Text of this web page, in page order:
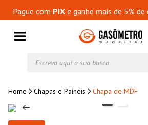
Pague com PIXe ganhe mais de 5%
Chapas e Painéis Chapa de MDF